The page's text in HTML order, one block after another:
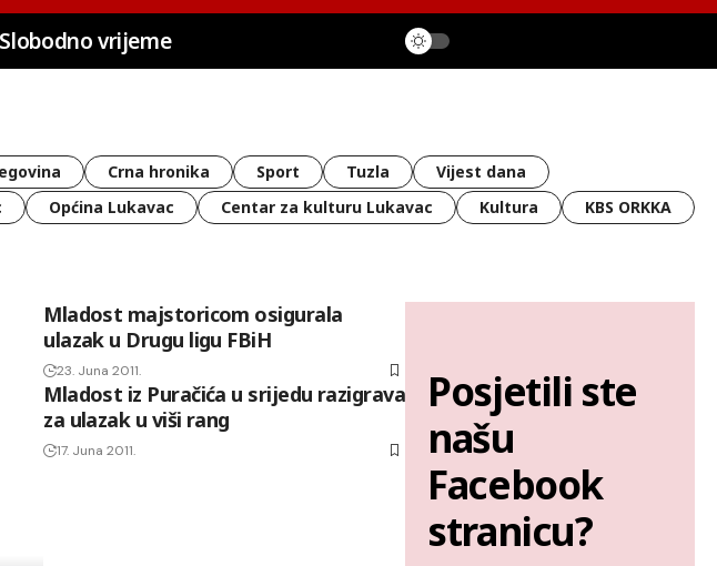
Slobodno vrijeme
Crna hronika Sport Tuzla
Vijest dana
Općina Lukavac Centar za kulturu Lukavac Kultura
KBS ORKKA
Mladost majstoricom osigurala
ulazak u Drugu ligu FBiH
23. Juna 2011.
Mladost iz Puračića u srijedu razigrava
za ulazak u viši rang
17. Juna 2011.
Posjetili ste
našu
Facebook
stranicu?